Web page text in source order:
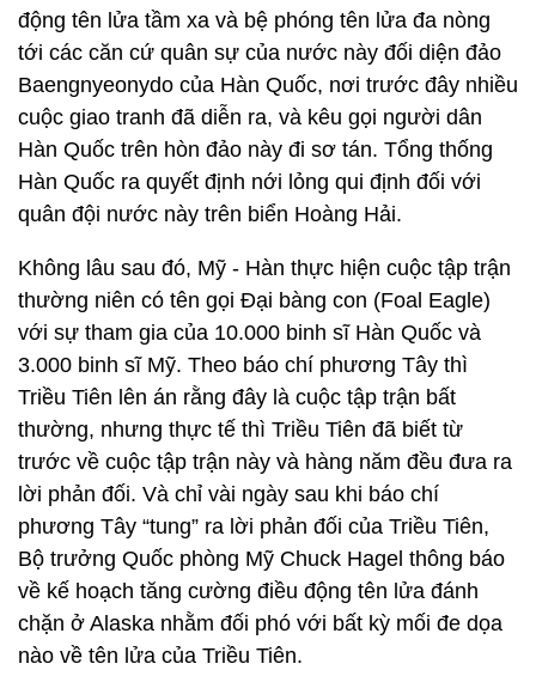
động tên lửa tầm xa và bệ phóng tên lửa đa nòng
tới các căn cứ quân sự của nước này đối diện đảo
Baengnyeonydo của Hàn Quốc, nơi trước đây nhiều
cuộc giao tranh đã diễn ra, và kêu gọi người dân
Hàn Quốc trên hòn đảo này đi sơ tán. Tổng thống
Hàn Quốc ra quyết định nới lỏng qui định đối với
quân đội nước này trên biển Hoàng Hải.
Không lâu sau đó, Mỹ - Hàn thực hiện cuộc tập trận
thường niên có tên gọi Đại bàng con (Foal Eagle)
với sự tham gia của 10.000 binh sĩ Hàn Quốc và
3.000 binh sĩ Mỹ. Theo báo chí phương Tây thì
Triều Tiên lên án rằng đây là cuộc tập trận bất
thường, nhưng thực tế thì Triều Tiên đã biết từ
trước về cuộc tập trận này và hàng năm đều đưa ra
lời phản đối. Và chỉ vài ngày sau khi báo chí
phương Tây “tung” ra lời phản đối của Triều Tiên,
Bộ trưởng Quốc phòng Mỹ Chuck Hagel thông báo
về kế hoạch tăng cường điều động tên lửa đánh
chặn ở Alaska nhằm đối phó với bất kỳ mối đe dọa
nào về tên lửa của Triều Tiên.